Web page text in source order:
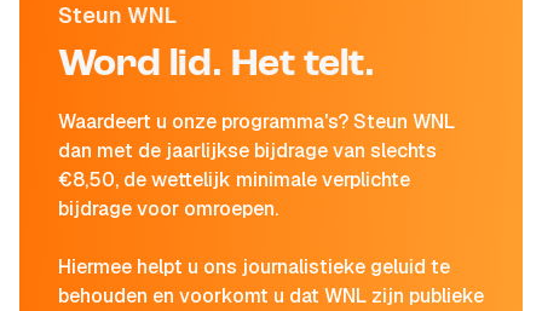
Steun WNL
Word lid. Het telt.
Waardeert u onze programma's? Steun WNL
dan met de jaarlijkse bijdrage van slechts
€8,50, de wettelijk minimale verplichte
bijdrage voor omroepen.
Hiermee helpt u ons journalistieke geluid te
behouden en voorkomt u dat WNL zijn publieke